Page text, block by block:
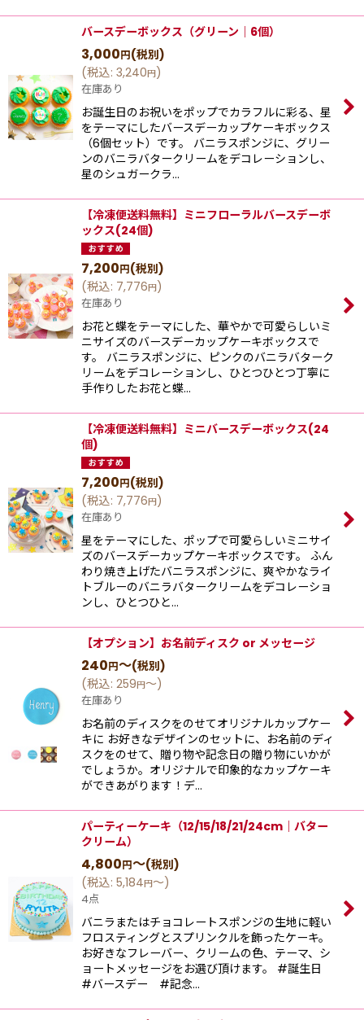
バースデーボックス（グリーン｜6個）
3,000円(税別)
(税込: 3,240円)
在庫あり
お誕生日のお祝いをポップでカラフルに彩る、星
をテーマにしたバースデーカップケーキボックス
（6個セット）です。 バニラスポンジに、グリー
ンのバニラバタークリームをデコレーションし、
星のシュガークラ…
【冷凍便送料無料】ミニフローラルバースデーボ
ックス(24個)
7,200円(税別)
(税込: 7,776円)
在庫あり
お花と蝶をテーマにした、華やかで可愛らしいミ
ニサイズのバースデーカップケーキボックスで
す。 バニラスポンジに、ピンクのバニラバターク
リームをデコレーションし、ひとつひとつ丁寧に
手作りしたお花と蝶…
【冷凍便送料無料】ミニバースデーボックス(24
個)
7,200円(税別)
(税込: 7,776円)
在庫あり
星をテーマにした、ポップで可愛らしいミニサイ
ズのバースデーカップケーキボックスです。 ふん
わり焼き上げたバニラスポンジに、爽やかなライ
トブルーのバニラバタークリームをデコレーショ
ンし、ひとつひと…
【オプション】お名前ディスク or メッセージ
240円～(税別)
(税込: 259円～)
在庫あり
お名前のディスクをのせてオリジナルカップケー
キに お好きなデザインのセットに、お名前のディ
スクをのせて、贈り物や記念日の贈り物にいかが
でしょうか。オリジナルで印象的なカップケーキ
ができあがります！デ…
パーティーケーキ（12/15/18/21/24cm｜バター
クリーム）
4,800円～(税別)
(税込: 5,184円～)
4点
バニラまたはチョコレートスポンジの生地に軽い
フロスティングとスプリンクルを飾ったケーキ。
お好きなフレーバー、クリームの色、テーマ、シ
ョートメッセージをお選び頂けます。 #誕生日
#バースデー #記念…